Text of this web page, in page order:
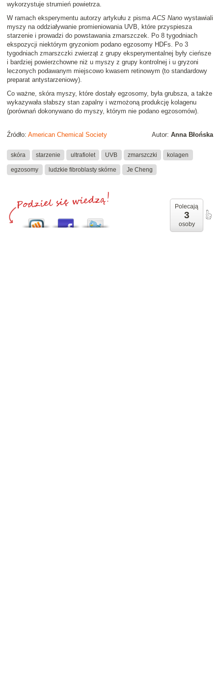
wykorzystuje strumień powietrza.
W ramach eksperymentu autorzy artykułu z pismaACS Nano wystawiali
myszy na oddziaływanie promieniowania UVB, które przyspiesza
starzenie i prowadzi do powstawania zmarszczek. Po 8 tygodniach
ekspozycji niektórym gryzoniom podano egzosomy HDFs. Po 3
tygodniach zmarszczki zwierząt z grupy eksperymentalnej były cieńsze
i bardziej powierzchowne niż u myszy z grupy kontrolnej i u gryzoni
leczonych podawanym miejscowo kwasem retinowym (to standardowy
preparat antystarzeniowy).
Co ważne, skóra myszy, które dostały egzosomy, była grubsza, a także
wykazywała słabszy stan zapalny i wzmożoną produkcję kolagenu
(porównań dokonywano do myszy, którym nie podano egzosomów).
Autor: Anna Błońska
Źródło: American Chemical Society
skóra starzenie ultrafiolet UVB zmarszczki kolagen
egzosomy ludzkie fibroblasty skórne Je Cheng
Polecają
3
osoby